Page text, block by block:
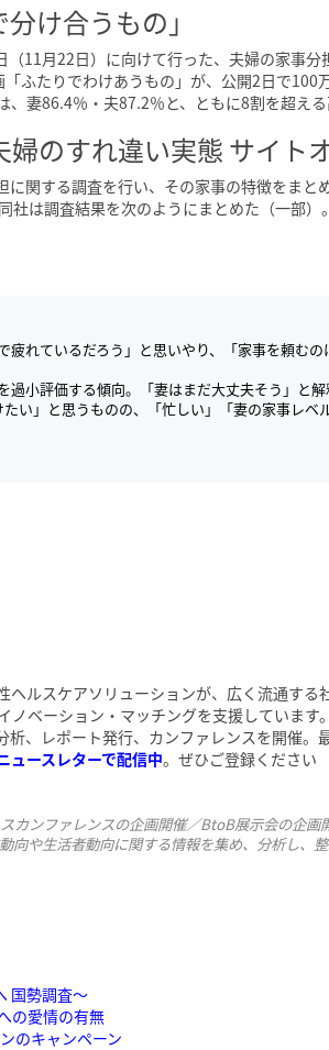
け合うもの」
11月22日）に向けて行った、夫婦の家事
ふたりでわけあうもの」が、公開2日で100
妻86.4％・夫87.2％と、ともに8割を超える
のすれ違い実態 サイト
関する調査を行い、その家事の特徴をまと
社は調査結果を次のようにまとめた（一部
疲れているだろう」と思いやり、「家事を頼む
過小評価する傾向。「妻はまだ大丈夫そう」と解
い」と思うものの、「忙しい」「妻の家事レベ
ヘルスケアソリューションが、広く流通する
ベーション・マッチングを支援しています
、レポート発行、カンファレンスを開催。
ュースレターで配信中。ぜひご登録ください
カンファレンスの企画開催／BtoB展示会の企
向や生活者動向に関する情報を集め、分析し、
国勢調査～
の愛情の有無
のキャンペーン